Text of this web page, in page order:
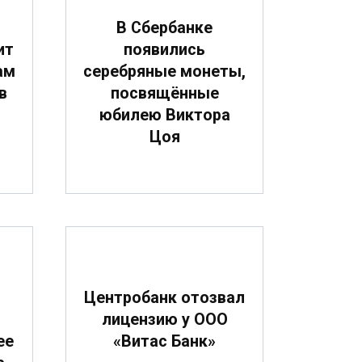
В Сбербанке
появились
серебряные монеты,
посвящённые
юбилею Виктора
Цоя
Центробанк отозвал
лицензию у ООО
«Витас Банк»